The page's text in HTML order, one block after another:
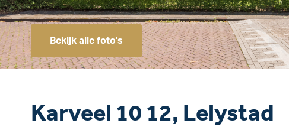
Bekijk alle foto's
Karveel 10 12, Lelystad